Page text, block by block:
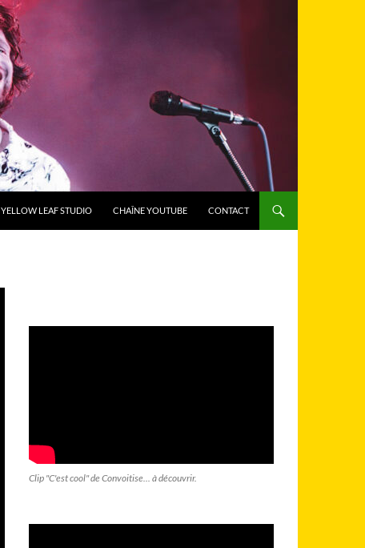
YELLOW LEAF STUDIO CHAÎNE YOUTUBE CONTACT
Clip "C'est cool" de Convoitise... à découvrir.